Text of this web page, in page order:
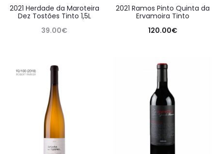
2021 Herdade da Maroteira
Dez Tostões Tinto 1,5L
39.00€
2021 Ramos Pinto Quinta da
Ervamoira Tinto
120.00€